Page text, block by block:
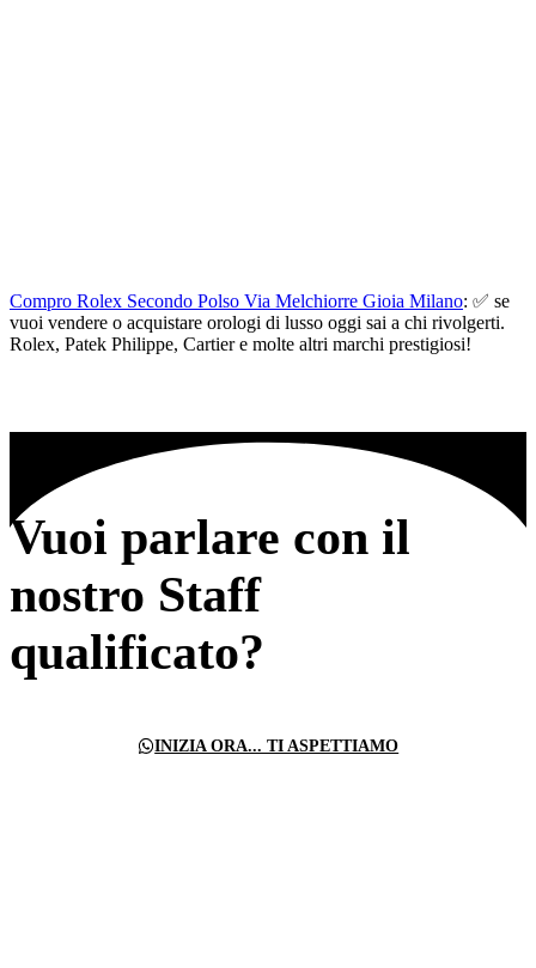
Compro Rolex Secondo Polso Via Melchiorre Gioia Milano: ✅ se
vuoi vendere o acquistare orologi di lusso oggi sai a chi rivolgerti.
Rolex, Patek Philippe, Cartier e molte altri marchi prestigiosi!
Vuoi parlare con il
nostro Staff
qualificato?
INIZIA ORA... TI ASPETTIAMO